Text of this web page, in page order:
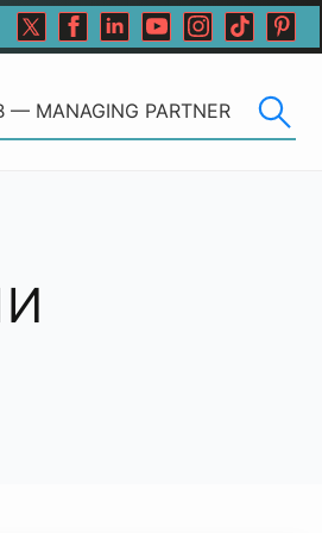
MANAGING PARTNER